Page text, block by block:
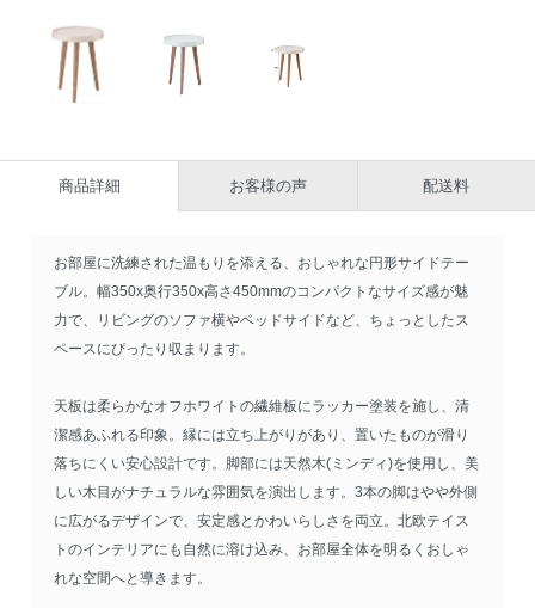
商品詳細 お客様の声 配送料
お部屋に洗練された温もりを添える、おしゃれな円形サイドテー
ブル。幅350x奥行350x高さ450mmのコンパクトなサイズ感が魅
力で、リビングのソファ横やベッドサイドなど、ちょっとしたス
ペースにぴったり収まります。
天板は柔らかなオフホワイトの繊維板にラッカー塗装を施し、清
潔感あふれる印象。縁には立ち上がりがあり、置いたものが滑り
落ちにくい安心設計です。脚部には天然木(ミンディ)を使用し、美
しい木目がナチュラルな雰囲気を演出します。3本の脚はやや外側
に広がるデザインで、安定感とかわいらしさを両立。北欧テイス
トのインテリアにも自然に溶け込み、お部屋全体を明るくおしゃ
れな空間へと導きます。